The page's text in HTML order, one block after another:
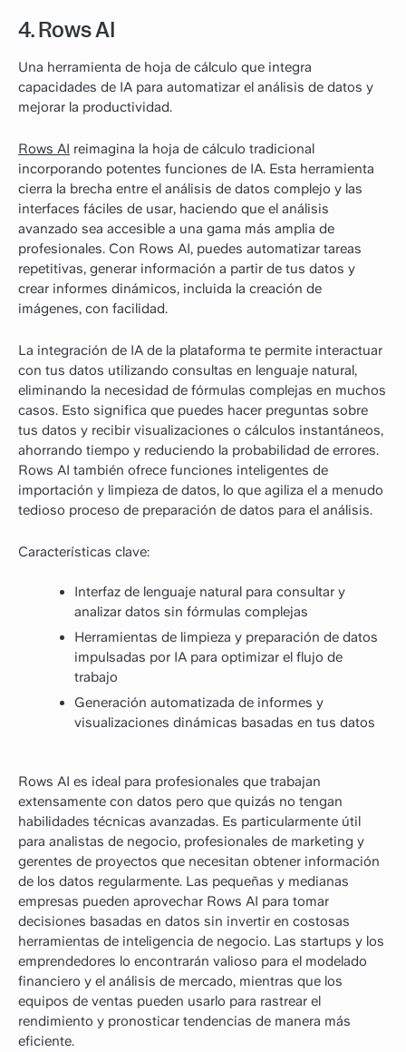
4. Rows AI
Una herramienta de hoja de cálculo que integra
capacidades de IA para automatizar el análisis de datos y
mejorar la productividad.
Rows AI reimagina la hoja de cálculo tradicional
incorporando potentes funciones de IA. Esta herramienta
cierra la brecha entre el análisis de datos complejo y las
interfaces fáciles de usar, haciendo que el análisis
avanzado sea accesible a una gama más amplia de
profesionales. Con Rows AI, puedes automatizar tareas
repetitivas, generar información a partir de tus datos y
crear informes dinámicos, incluida la creación de
imágenes, con facilidad.
La integración de IA de la plataforma te permite interactuar
con tus datos utilizando consultas en lenguaje natural,
eliminando la necesidad de fórmulas complejas en muchos
casos. Esto significa que puedes hacer preguntas sobre
tus datos y recibir visualizaciones o cálculos instantáneos,
ahorrando tiempo y reduciendo la probabilidad de errores.
Rows AI también ofrece funciones inteligentes de
importación y limpieza de datos, lo que agiliza el a menudo
tedioso proceso de preparación de datos para el análisis.
Características clave:
Interfaz de lenguaje natural para consultar y
analizar datos sin fórmulas complejas
Herramientas de limpieza y preparación de datos
impulsadas por IA para optimizar el flujo de
trabajo
Generación automatizada de informes y
visualizaciones dinámicas basadas en tus datos
Rows AI es ideal para profesionales que trabajan
extensamente con datos pero que quizás no tengan
habilidades técnicas avanzadas. Es particularmente útil
para analistas de negocio, profesionales de marketing y
gerentes de proyectos que necesitan obtener información
de los datos regularmente. Las pequeñas y medianas
empresas pueden aprovechar Rows AI para tomar
decisiones basadas en datos sin invertir en costosas
herramientas de inteligencia de negocio. Las startups y los
emprendedores lo encontrarán valioso para el modelado
financiero y el análisis de mercado, mientras que los
equipos de ventas pueden usarlo para rastrear el
rendimiento y pronosticar tendencias de manera más
eficiente.